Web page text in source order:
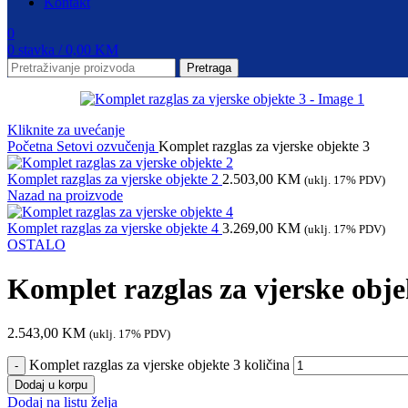
0
0 stavka / 0,00 KM
Pretraga
Kliknite za uvećanje
Početna Setovi ozvučenja Komplet razglas za vjerske objekte 3
Komplet razglas za vjerske objekte 2 2.503,00 KM (uklj. 17% PDV)
Nazad na proizvode
Komplet razglas za vjerske objekte 4 3.269,00 KM (uklj. 17% PDV)
OSTALO
Komplet razglas za vjerske
2.543,00 KM (uklj. 17% PDV)
Komplet razglas za vjerske objekte 3 količina
Dodaj u korpu
Dodaj na listu želja